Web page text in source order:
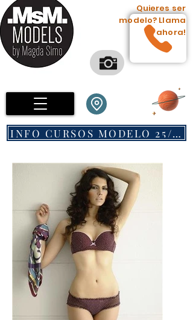
AGENCIA DE MODELOS
INFO CURSOS MODELO 25/26
Quieres ser
modelo? Llama
ahora!